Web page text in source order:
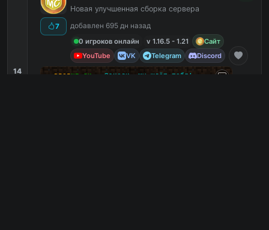
14
7
Новая улучшенная сборка сервера
добавлен 695 дн назад
0 игроков онлайн
v 1.16.5 - 1.21
Сайт
YouTube
VK Telegram Discord
ᴅᴇᴄᴇɴᴛ sᴜ
Заходи, мы ждёт тебя!